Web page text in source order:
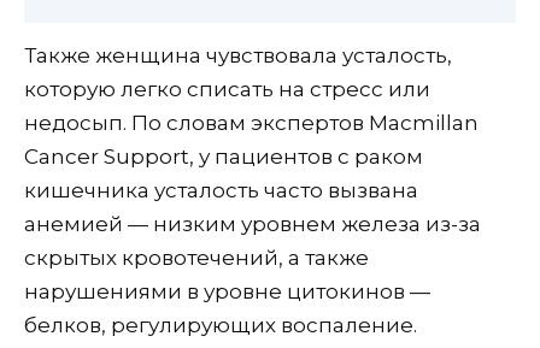
Также женщина чувствовала усталость,
которую легко списать на стресс или
недосып. По словам экспертов Macmillan
Cancer Support, у пациентов с раком
кишечника усталость часто вызвана
анемией — низким уровнем железа из-за
скрытых кровотечений, а также
нарушениями в уровне цитокинов —
белков, регулирующих воспаление.